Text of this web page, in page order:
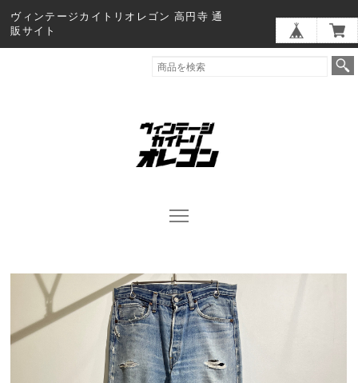
ヴィンテージカイトリオレゴン 高円寺 通
販サイト